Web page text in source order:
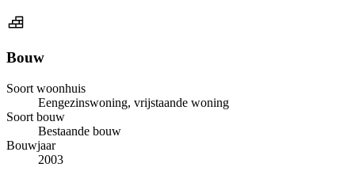
Bouw
Soort woonhuis
Eengezinswoning, vrijstaande woning
Soort bouw
Bestaande bouw
Bouwjaar
2003